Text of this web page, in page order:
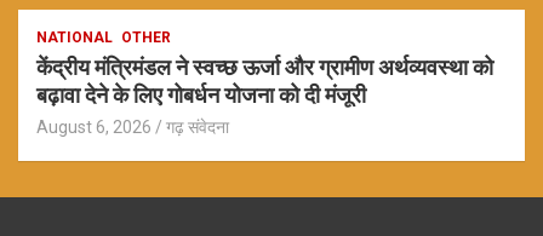
NATIONAL OTHER
केंद्रीय मंत्रिमंडल ने स्वच्छ ऊर्जा और ग्रामीण अर्थव्यवस्था को
बढ़ावा देने के लिए गोबर्धन योजना को दी मंजूरी
August 6, 2026 गढ़ संवेदना